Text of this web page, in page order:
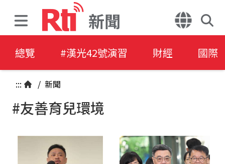
新聞
總覽 #漢光42號演習 財經 國際
::: / 新聞
#友善育兒環境